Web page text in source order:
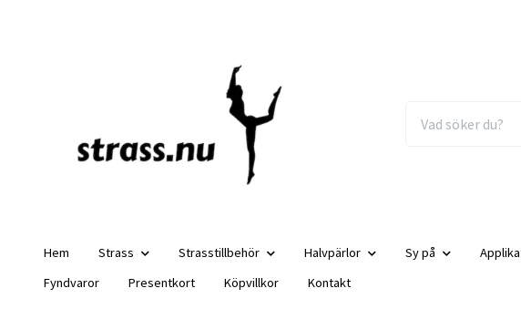
Hem Strass Strasstillbehör Halvpärlor Sy på
Fyndvaror
Presentkort Köpvillkor Kontakt